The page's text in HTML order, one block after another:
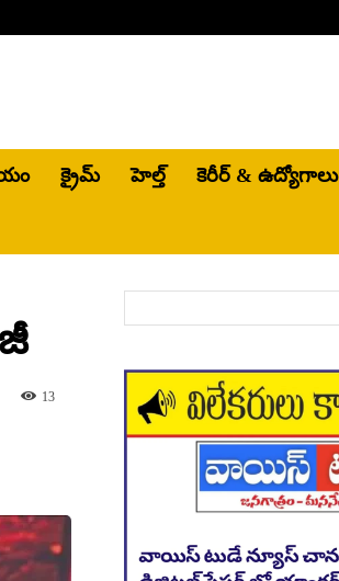
క్రైమ్ హెల్త్‌ కెరీర్ & ఉద్యోగాలు
13